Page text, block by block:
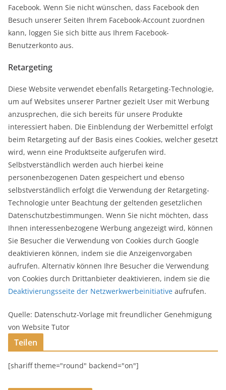
Facebook. Wenn Sie nicht wünschen, dass Facebook den
Besuch unserer Seiten Ihrem Facebook-Account zuordnen
kann, loggen Sie sich bitte aus Ihrem Facebook-
Benutzerkonto aus.
Retargeting
Diese Website verwendet ebenfalls Retargeting-Technologie,
um auf Websites unserer Partner gezielt User mit Werbung
anzusprechen, die sich bereits für unsere Produkte
interessiert haben. Die Einblendung der Werbemittel erfolgt
beim Retargeting auf der Basis eines Cookies, welcher gesetzt
wird, wenn eine Produktseite aufgerufen wird.
Selbstverständlich werden auch hierbei keine
personenbezogenen Daten gespeichert und ebenso
selbstverständlich erfolgt die Verwendung der Retargeting-
Technologie unter Beachtung der geltenden gesetzlichen
Datenschutzbestimmungen. Wenn Sie nicht möchten, dass
Ihnen interessenbezogene Werbung angezeigt wird, können
Sie Besucher die Verwendung von Cookies durch Google
deaktivieren können, indem sie die Anzeigenvorgaben
aufrufen. Alternativ können Ihre Besucher die Verwendung
von Cookies durch Drittanbieter deaktivieren, indem sie die
Deaktivierungsseite der Netzwerkwerbeinitiative aufrufen.
Quelle: Datenschutz-Vorlage mit freundlicher Genehmigung
von Website Tutor
Teilen
[shariff theme="round" backend="on"]